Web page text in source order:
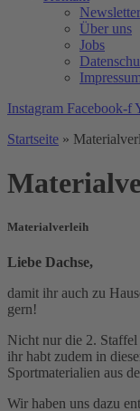
Newsletter
Über uns
Jobs
Impressum
Instagram Facebook-f
Startseite »
Materialverleih
Liebe Dachse,
damit ihr auch zu
gern!
Nicht nur die 2.
ihr habt zudem in
Sportmaterialien aus
Wir haben uns dazu